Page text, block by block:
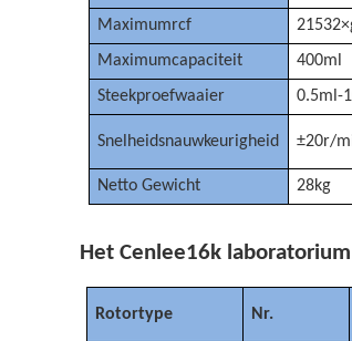
Maximumrcf
Maximumcapaciteit
400ml
Steekproefwaaier
0.5ml-
Snelheidsnauwkeurigheid ±20r/
Netto Gewicht 28kg
Het Cenlee16k
Rotortype Nr.